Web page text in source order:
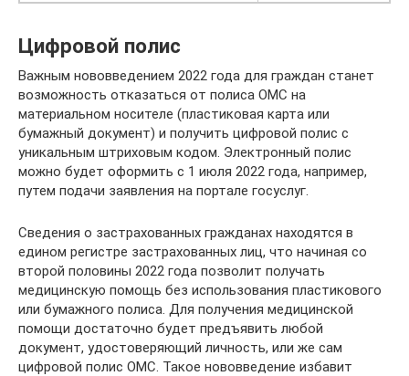
Цифровой полис
Важным нововведением 2022 года для граждан станет
возможность отказаться от полиса ОМС на
материальном носителе (пластиковая карта или
бумажный документ) и получить цифровой полис с
уникальным штриховым кодом. Электронный полис
можно будет оформить с 1 июля 2022 года, например,
путем подачи заявления на портале госуслуг.
Сведения о застрахованных гражданах находятся в
едином регистре застрахованных лиц, что начиная со
второй половины 2022 года позволит получать
медицинскую помощь без использования пластикового
или бумажного полиса. Для получения медицинской
помощи достаточно будет предъявить любой
документ, удостоверяющий личность, или же сам
цифровой полис ОМС. Такое нововведение избавит